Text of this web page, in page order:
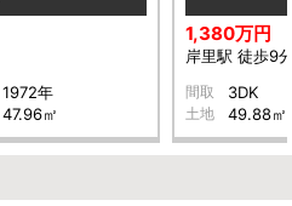
1972年
47.96㎡
1,380万円
岸里駅 徒歩9
間取 3DK
土地 49.88㎡